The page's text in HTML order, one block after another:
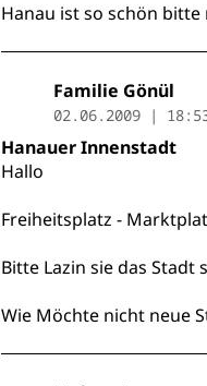
Hanau ist so schön
Familie Gönül
02.06.2009 |
Hanauer Innenstadt
Hallo
Freiheitsplatz -
Bitte Lazin sie das Stadt
Wie Möchte nicht neue